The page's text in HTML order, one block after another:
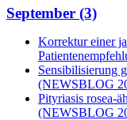
September (3)
Korrektur einer
Sensibilisierung
(NEWSBLOG
Pityriasis rosea-
(NEWSBLOG